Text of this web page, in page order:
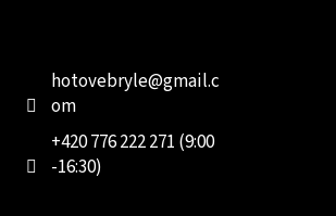
hotovebryle@gmail.c
om
+420 776 222 271 (9:00
-16:30)